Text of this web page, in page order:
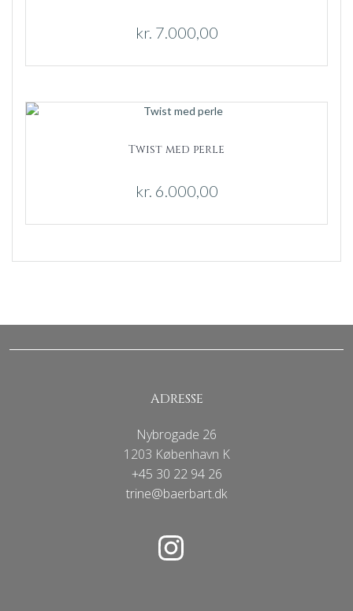
kr. 7.000,00
Twist med perle
kr. 6.000,00
ADRESSE
Nybrogade 26
1203 København K
+45 30 22 94 26
trine@baerbart.dk